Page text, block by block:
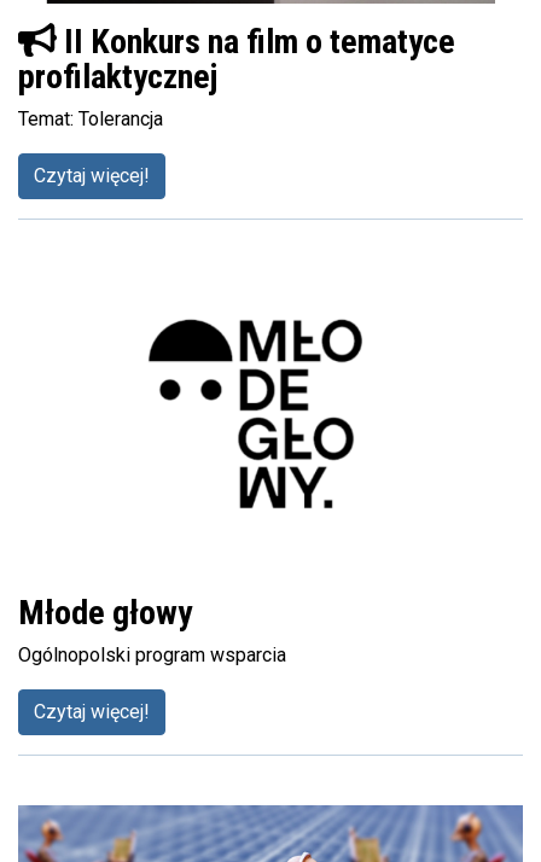
II Konkurs na film o tematyce
profilaktycznej
Temat: Tolerancja
Czytaj więcej!
Młode głowy
Ogólnopolski program wsparcia
Czytaj więcej!